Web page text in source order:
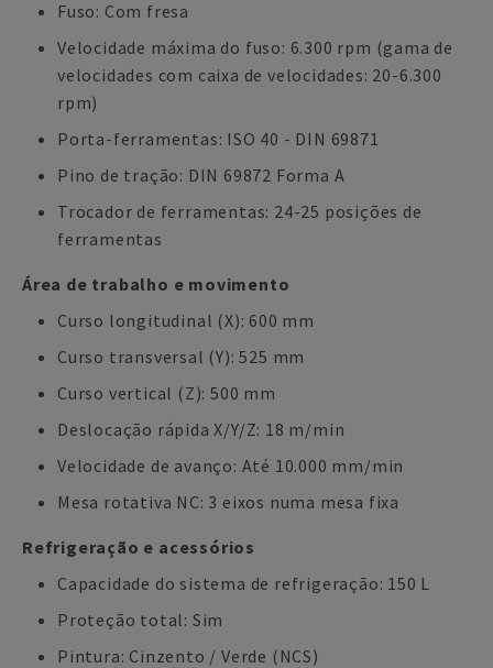
Fuso: Com fresa
Velocidade máxima do fuso: 6.300 rpm (gama de
velocidades com caixa de velocidades: 20-6.300
rpm)
Porta-ferramentas: ISO 40 - DIN 69871
Pino de tração: DIN 69872 Forma A
Trocador de ferramentas: 24-25 posições de
ferramentas
Área de trabalho e movimento
Curso longitudinal (X): 600 mm
Curso transversal (Y): 525 mm
Curso vertical (Z): 500 mm
Deslocação rápida X/Y/Z: 18 m/min
Velocidade de avanço: Até 10.000 mm/min
Mesa rotativa NC: 3 eixos numa mesa fixa
Refrigeração e acessórios
Capacidade do sistema de refrigeração: 150 L
Proteção total: Sim
Pintura: Cinzento / Verde (NCS)